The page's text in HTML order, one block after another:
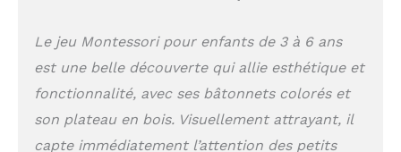
bavures, la structure en
bois est plus stable et a
une durée de vie plus
peuvent également
jouer aux bâtons de
Le jeu Montessori pour enfants de 3 à 6 ans
est une belle découverte qui allie esthétique et
fonctionnalité, avec ses bâtonnets colorés et
son plateau en bois. Visuellement attrayant, il
capte immédiatement l’attention des petits